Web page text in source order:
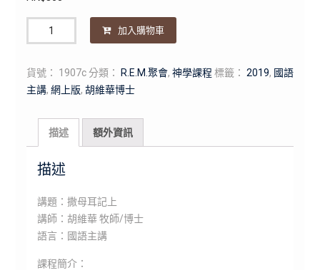
量
加入購物車
貨號： 1907c 分類： R.E.M.聚會, 神學課程 標籤： 2019, 國語
主講, 網上版, 胡維華博士
描述 額外資訊
描述
講題：撒母耳記上
講師：胡維華 牧師/博士
語言：國語主講
課程簡介：